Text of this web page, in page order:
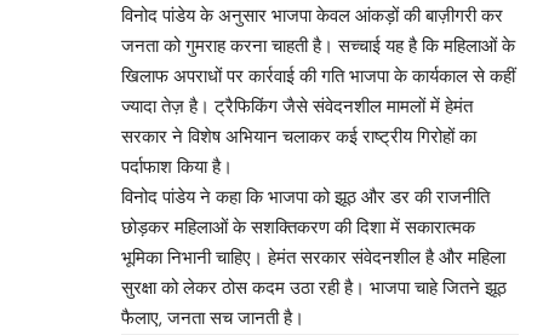
विनोद पांडेय के अनुसार भाजपा केवल आंकड़ों की बाज़ीगरी कर
जनता को गुमराह करना चाहती है। सच्चाई यह है कि महिलाओं के
खिलाफ अपराधों पर कार्रवाई की गति भाजपा के कार्यकाल से कहीं
ज्यादा तेज़ है। ट्रैफिकिंग जैसे संवेदनशील मामलों में हेमंत
सरकार ने विशेष अभियान चलाकर कई राष्ट्रीय गिरोहों का
पर्दाफाश किया है।
विनोद पांडेय ने कहा कि भाजपा को झूठ और डर की राजनीति
छोड़कर महिलाओं के सशक्तिकरण की दिशा में सकारात्मक
भूमिका निभानी चाहिए। हेमंत सरकार संवेदनशील है और महिला
सुरक्षा को लेकर ठोस कदम उठा रही है। भाजपा चाहे जितने झूठ
फैलाए, जनता सच जानती है।